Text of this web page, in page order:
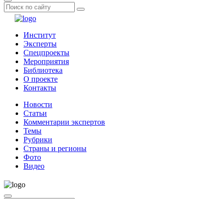
Институт
Эксперты
Спецпроекты
Мероприятия
Библиотека
О проекте
Контакты
Новости
Статьи
Комментарии экспертов
Темы
Рубрики
Страны и регионы
Фото
Видео